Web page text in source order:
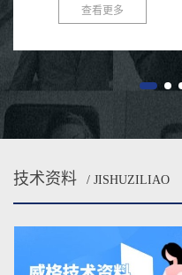
池、热管理模块等环节中起着至关
重要的冷却作用。相比传统机械水
查看更多
技术资料 / JISHUZILIAO